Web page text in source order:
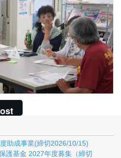
助成事業(締切2026/10/15)
護基金 2027年度募集（締切